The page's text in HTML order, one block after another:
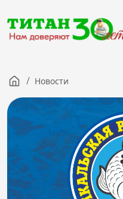
Компания
Партнерам
Тендеры
Вакансии
Новости
Контакты
/ Новости